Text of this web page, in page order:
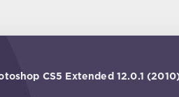
CS5 Extended 12.0.1